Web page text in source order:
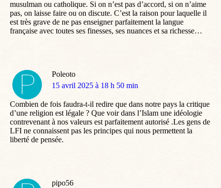
musulman ou catholique. Si on n’est pas d’accord, si on n’aime
pas, on laisse faire ou on discute. C’est la raison pour laquelle il
est très grave de ne pas enseigner parfaitement la langue
française avec toutes ses finesses, ses nuances et sa richesse…
Poleoto
dit
15 avril 2025 à 18 h 50 min
Combien de fois faudra-t-il redire que dans notre pays la critique
d’une religion est légale ? Que voir dans l’Islam une idéologie
contrevenant à nos valeurs est parfaitement autorisé .Les gens de
LFI ne connaissent pas les principes qui nous permettent la
liberté de pensée.
pipo56